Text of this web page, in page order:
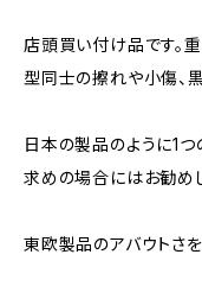
店頭買い付け品です。
型同士の擦れや小傷、
日本の製品のように1
求めの場合にはお勧め
東欧製品のアバウトさ